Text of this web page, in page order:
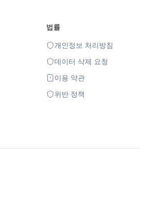
법률
개인정보 처리방침
데이터 삭제 요청
이용 약관
위반 정책